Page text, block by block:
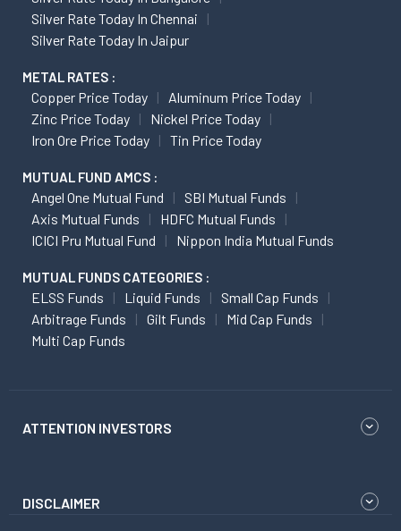
Silver Rate Today In Chennai
Silver Rate Today In Jaipur
METAL RATES :
Copper Price Today
Aluminum Price Today
Zinc Price Today
Nickel Price Today
Iron Ore Price Today
Tin Price Today
MUTUAL FUND AMCS :
Angel One Mutual Fund
SBI Mutual Funds
Axis Mutual Funds
HDFC Mutual Funds
ICICI Pru Mutual Fund
Nippon India Mutual Funds
MUTUAL FUNDS CATEGORIES :
ELSS Funds Liquid Funds
Small Cap Funds
Arbitrage Funds
Gilt Funds
Mid Cap Funds
Multi Cap Funds
ATTENTION INVESTORS
DISCLAIMER